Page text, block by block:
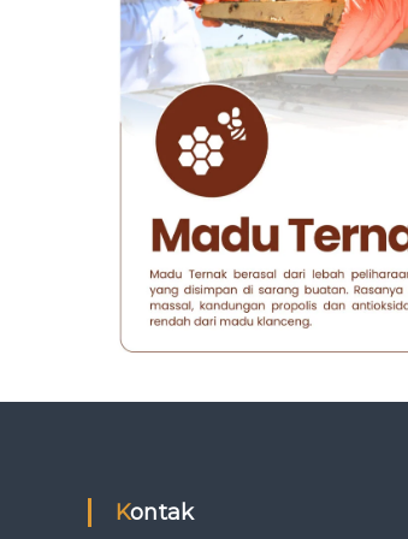
Kontak